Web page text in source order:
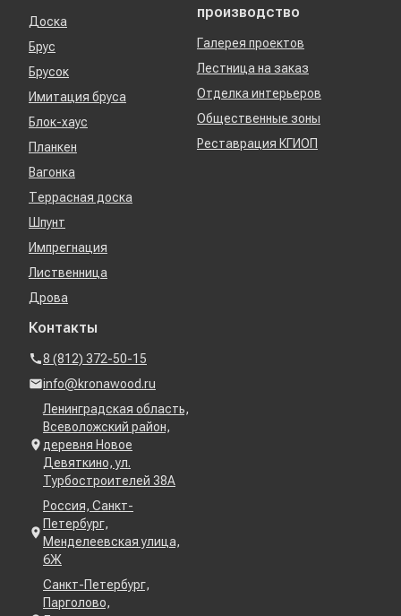
Доска
Брус
Брусок
Имитация бруса
Блок-хаус
Планкен
Вагонка
Террасная доска
Шпунт
Импрегнация
Лиственница
Дрова
производство
Галерея проектов
Лестница на заказ
Отделка интерьеров
Общественные зоны
Реставрация КГИОП
Контакты
8 (812) 372-50-15
info@kronawood.ru
Ленинградская область,
Всеволожский район,
деревня Новое
Девяткино, ул.
Турбостроителей 38А
Россия, Санкт-
Петербург,
Менделеевская улица,
6Ж
Санкт-Петербург,
Парголово,